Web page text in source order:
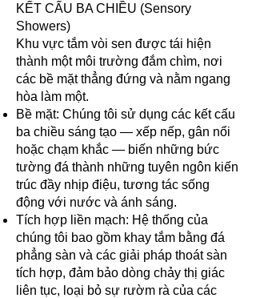
KẾT CẤU BA CHIỀU (Sensory
Showers)
Khu vực tắm vòi sen được tái hiện
thành một môi trường đắm chìm, nơi
các bề mặt thẳng đứng và nằm ngang
hòa làm một.
Bề mặt: Chúng tôi sử dụng các kết cấu
ba chiều sáng tạo — xếp nếp, gân nổi
hoặc chạm khắc — biến những bức
tường đá thành những tuyên ngôn kiến
trúc đầy nhịp điệu, tương tác sống
động với nước và ánh sáng.
Tích hợp liền mạch: Hệ thống của
chúng tôi bao gồm khay tắm bằng đá
phẳng sàn và các giải pháp thoát sàn
tích hợp, đảm bảo dòng chảy thị giác
liên tục, loại bỏ sự rườm rà của các